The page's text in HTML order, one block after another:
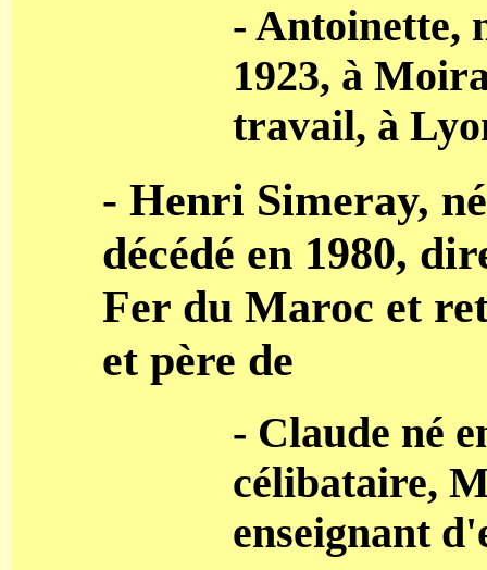
- Antoinette,
1923, à
travail, à
- Henri Simeray,
décédé en 1980,
Fer du Maroc et
et père de
- Claude né
célibataire,
enseignant